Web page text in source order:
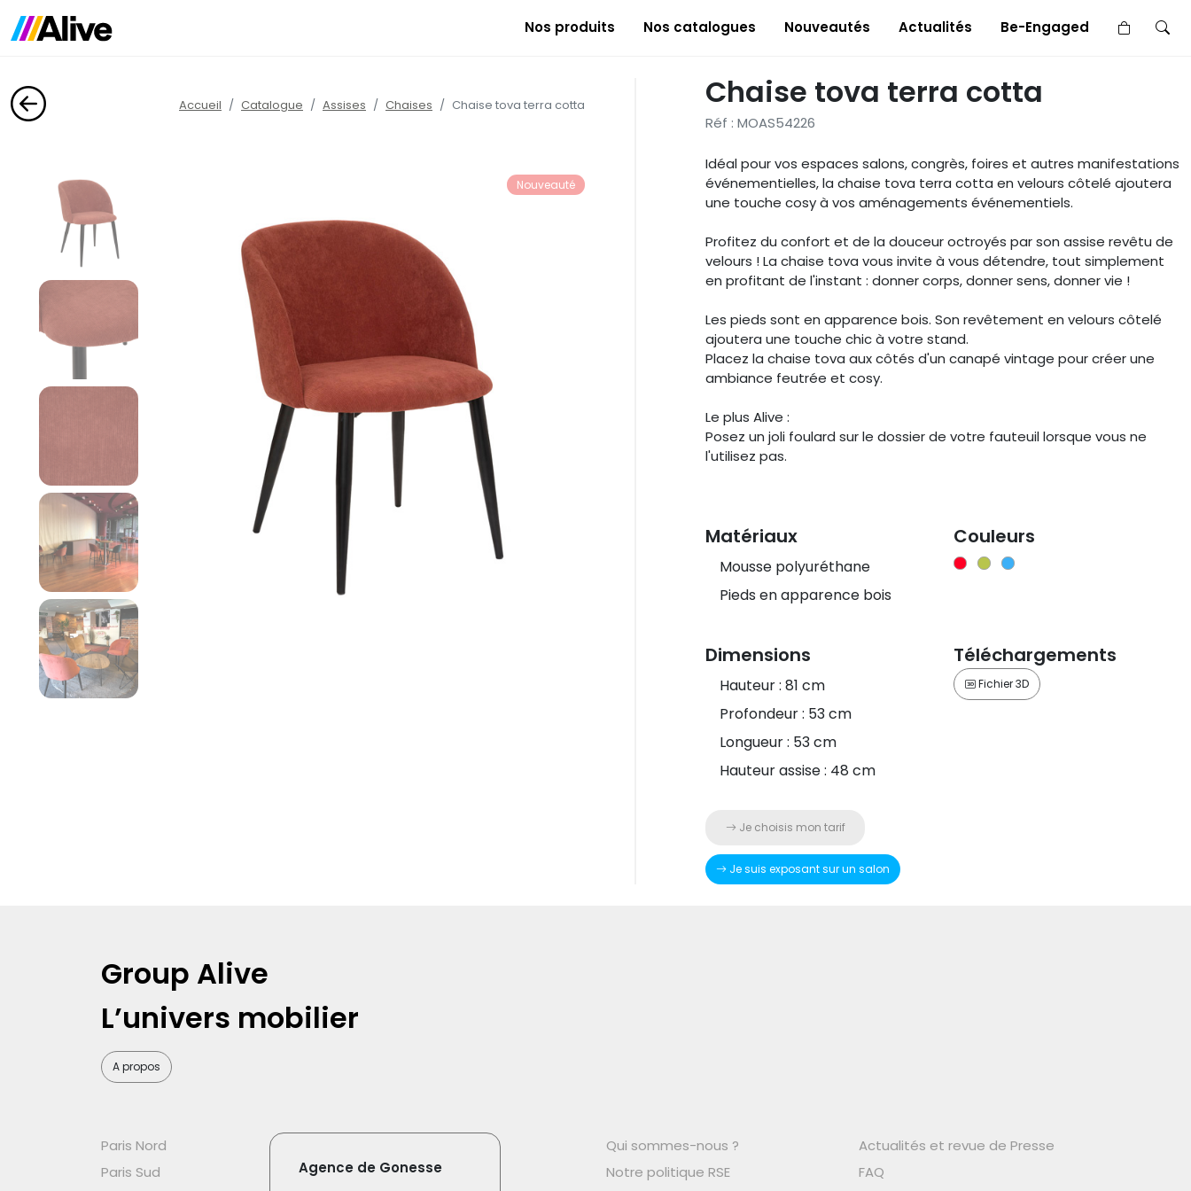
Nos produits Nos catalogues Nouveautés Actualités Be-Engaged ×
Accueil Catalogue Assises Chaises Chaise tova terra cotta
Nouveauté
Chaise tova terra cotta
Réf : MOAS54226
Idéal pour vos espaces salons, congrès, foires et autres manifestations
événementielles, la chaise tova terra cotta en velours côtelé ajoutera
une touche cosy à vos aménagements événementiels.
Profitez du confort et de la douceur octroyés par son assise revêtu de
velours ! La chaise tova vous invite à vous détendre, tout simplement
en profitant de l'instant : donner corps, donner sens, donner vie !
Les pieds sont en apparence bois. Son revêtement en velours côtelé
ajoutera une touche chic à votre stand.
Placez la chaise tova aux côtés d'un canapé vintage pour créer une
ambiance feutrée et cosy.
Le plus Alive :
Posez un joli foulard sur le dossier de votre fauteuil lorsque vous ne
l'utilisez pas.
Matériaux
Mousse polyuréthane
Pieds en apparence bois
Couleurs
Dimensions
Hauteur : 81 cm
Profondeur : 53 cm
Longueur : 53 cm
Hauteur assise : 48 cm
Je choisis mon tarif
Je suis exposant sur un salon
Téléchargements
Fichier 3D
Group Alive
L’univers mobilier
A propos
Paris Nord
Paris Sud
Agence de Gonesse
Qui sommes-nous ?
Notre politique RSE
Actualités et revue de Presse
FAQ